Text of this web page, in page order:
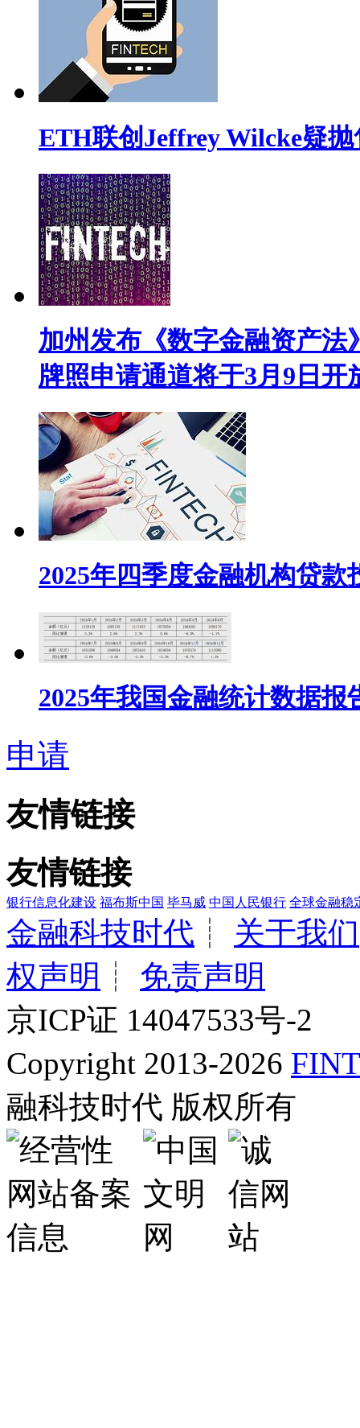
ETH联创Jeffrey Wilcke疑
加州发布《数字金融资产
牌照申请通道将于3月9日开
2025年四季度金融机构贷款
2025年我国金融统计数据
申请
友情链接
友情链接
银行信息化建设 福布斯中国 毕马威 中国人民银行 全球金融稳
金融科技时代 ┊ 关于我们
权声明 ┊ 免责声明
京ICP证 14047533号-2
Copyright 2013-2026
融科技时代 版权所有